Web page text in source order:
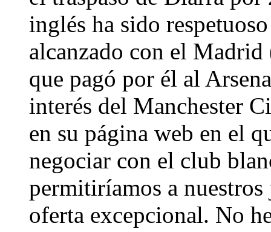
inglés ha sido
alcanzado con el
que pagó por él al
interés del Manchester
en su página web en el
negociar con el club
permitiríamos a
oferta excepcional. No